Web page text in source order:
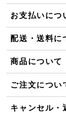
お支払いにつ
配送・送料に
商品について
ご注文につい
キャンセル・